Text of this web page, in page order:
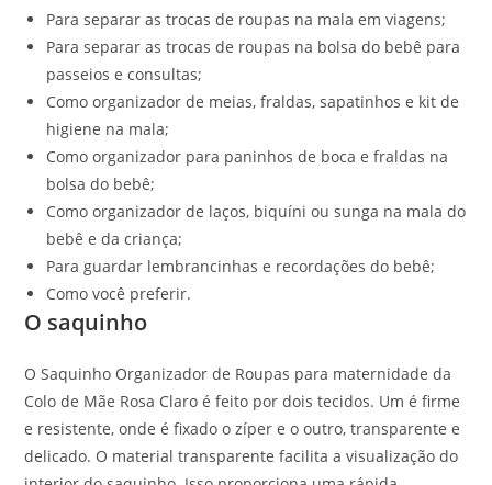
Para separar as trocas de roupas na mala em viagens;
Para separar as trocas de roupas na bolsa do bebê para
passeios e consultas;
Como organizador de meias, fraldas, sapatinhos e kit de
higiene na mala;
Como organizador para paninhos de boca e fraldas na
bolsa do bebê;
Como organizador de laços, biquíni ou sunga na mala do
bebê e da criança;
Para guardar lembrancinhas e recordações do bebê;
Como você preferir.
O saquinho
O Saquinho Organizador de Roupas para maternidade da
Colo de Mãe Rosa Claro é feito por dois tecidos. Um é firme
e resistente, onde é fixado o zíper e o outro, transparente e
delicado. O material transparente facilita a visualização do